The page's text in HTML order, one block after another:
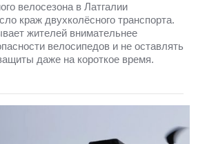
велосезона в Латгалии
краж двухколёсного транспорта.
жителей внимательнее
велосипедов и не оставлять
даже на короткое время.